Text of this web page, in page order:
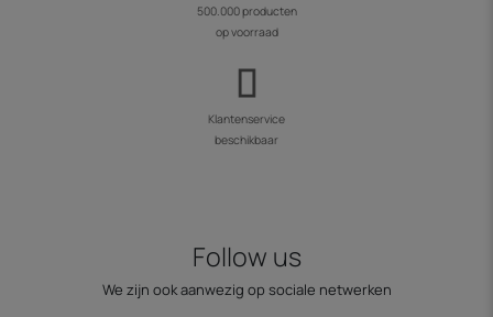
500.000 producten
op voorraad
Klantenservice
beschikbaar
Follow us
We zijn ook aanwezig op sociale netwerken